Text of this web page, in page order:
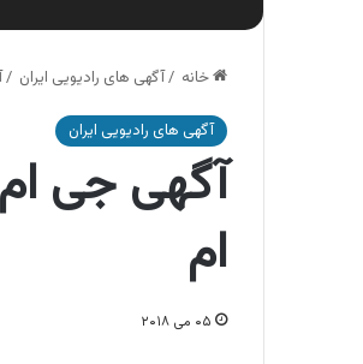
خانه /آگهی های رادیویی ایران /
آگهی های رادیویی ایران
آگهی جی
ام
۰۵ می ۲۰۱۸